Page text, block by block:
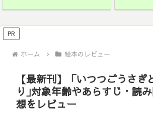
PR
ホーム 絵本のレビュー
【最新刊】「いつつごうさぎ
り｣対象年齢やあらすじ・読
想をレビュー